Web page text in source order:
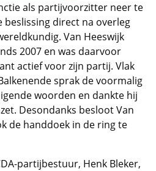
als partijvoorzitter neer te
beslissing direct na overleg
Van Heeswijk
2007 en was daarvoor
actief voor zijn partij. Vlak
sprak de voormalig
woorden en dankte hij
Desondanks besloot Van
de handdoek in de ring te
partijbestuur, Henk Bleker,